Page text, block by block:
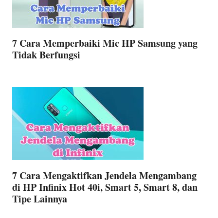
7 Cara Memperbaiki Mic HP Samsung yang
Tidak Berfungsi
7 Cara Mengaktifkan Jendela Mengambang
di HP Infinix Hot 40i, Smart 5, Smart 8, dan
Tipe Lainnya